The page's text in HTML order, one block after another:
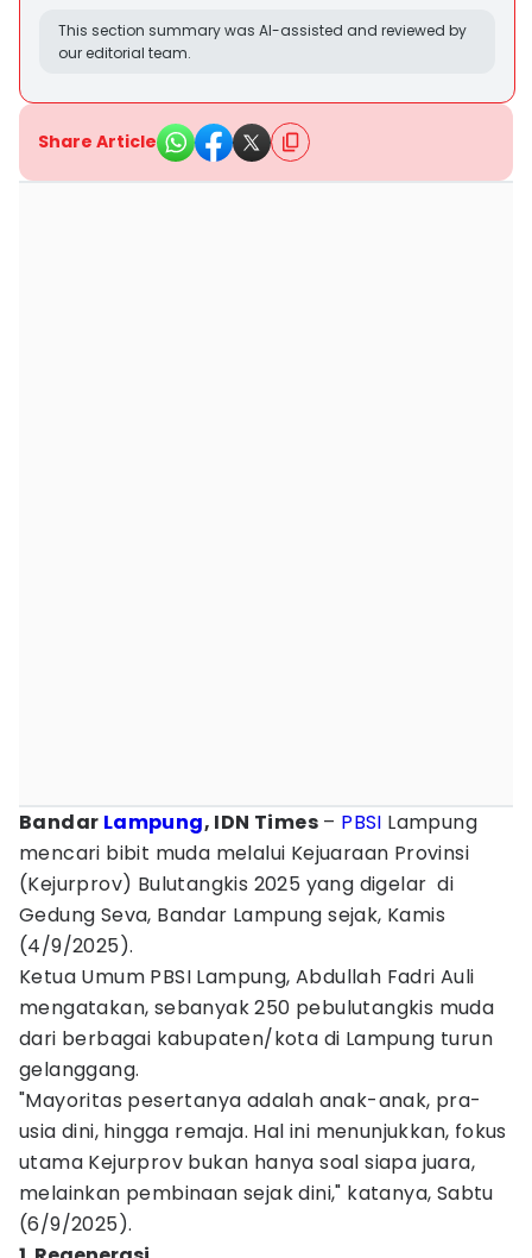
This section summary was AI-assisted and reviewed by
our editorial team.
Share Article
Bandar Lampung, IDN Times – PBSI Lampung
mencari bibit muda melalui Kejuaraan Provinsi
(Kejurprov) Bulutangkis 2025 yang digelar di
Gedung Seva, Bandar Lampung sejak, Kamis
(4/9/2025).
Ketua Umum PBSI Lampung, Abdullah Fadri Auli
mengatakan, sebanyak 250 pebulutangkis muda
dari berbagai kabupaten/kota di Lampung turun
gelanggang.
"Mayoritas pesertanya adalah anak-anak, pra-
usia dini, hingga remaja. Hal ini menunjukkan, fokus
utama Kejurprov bukan hanya soal siapa juara,
melainkan pembinaan sejak dini," katanya, Sabtu
(6/9/2025).